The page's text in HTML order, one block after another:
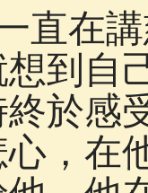
直在
到自
於感
，在